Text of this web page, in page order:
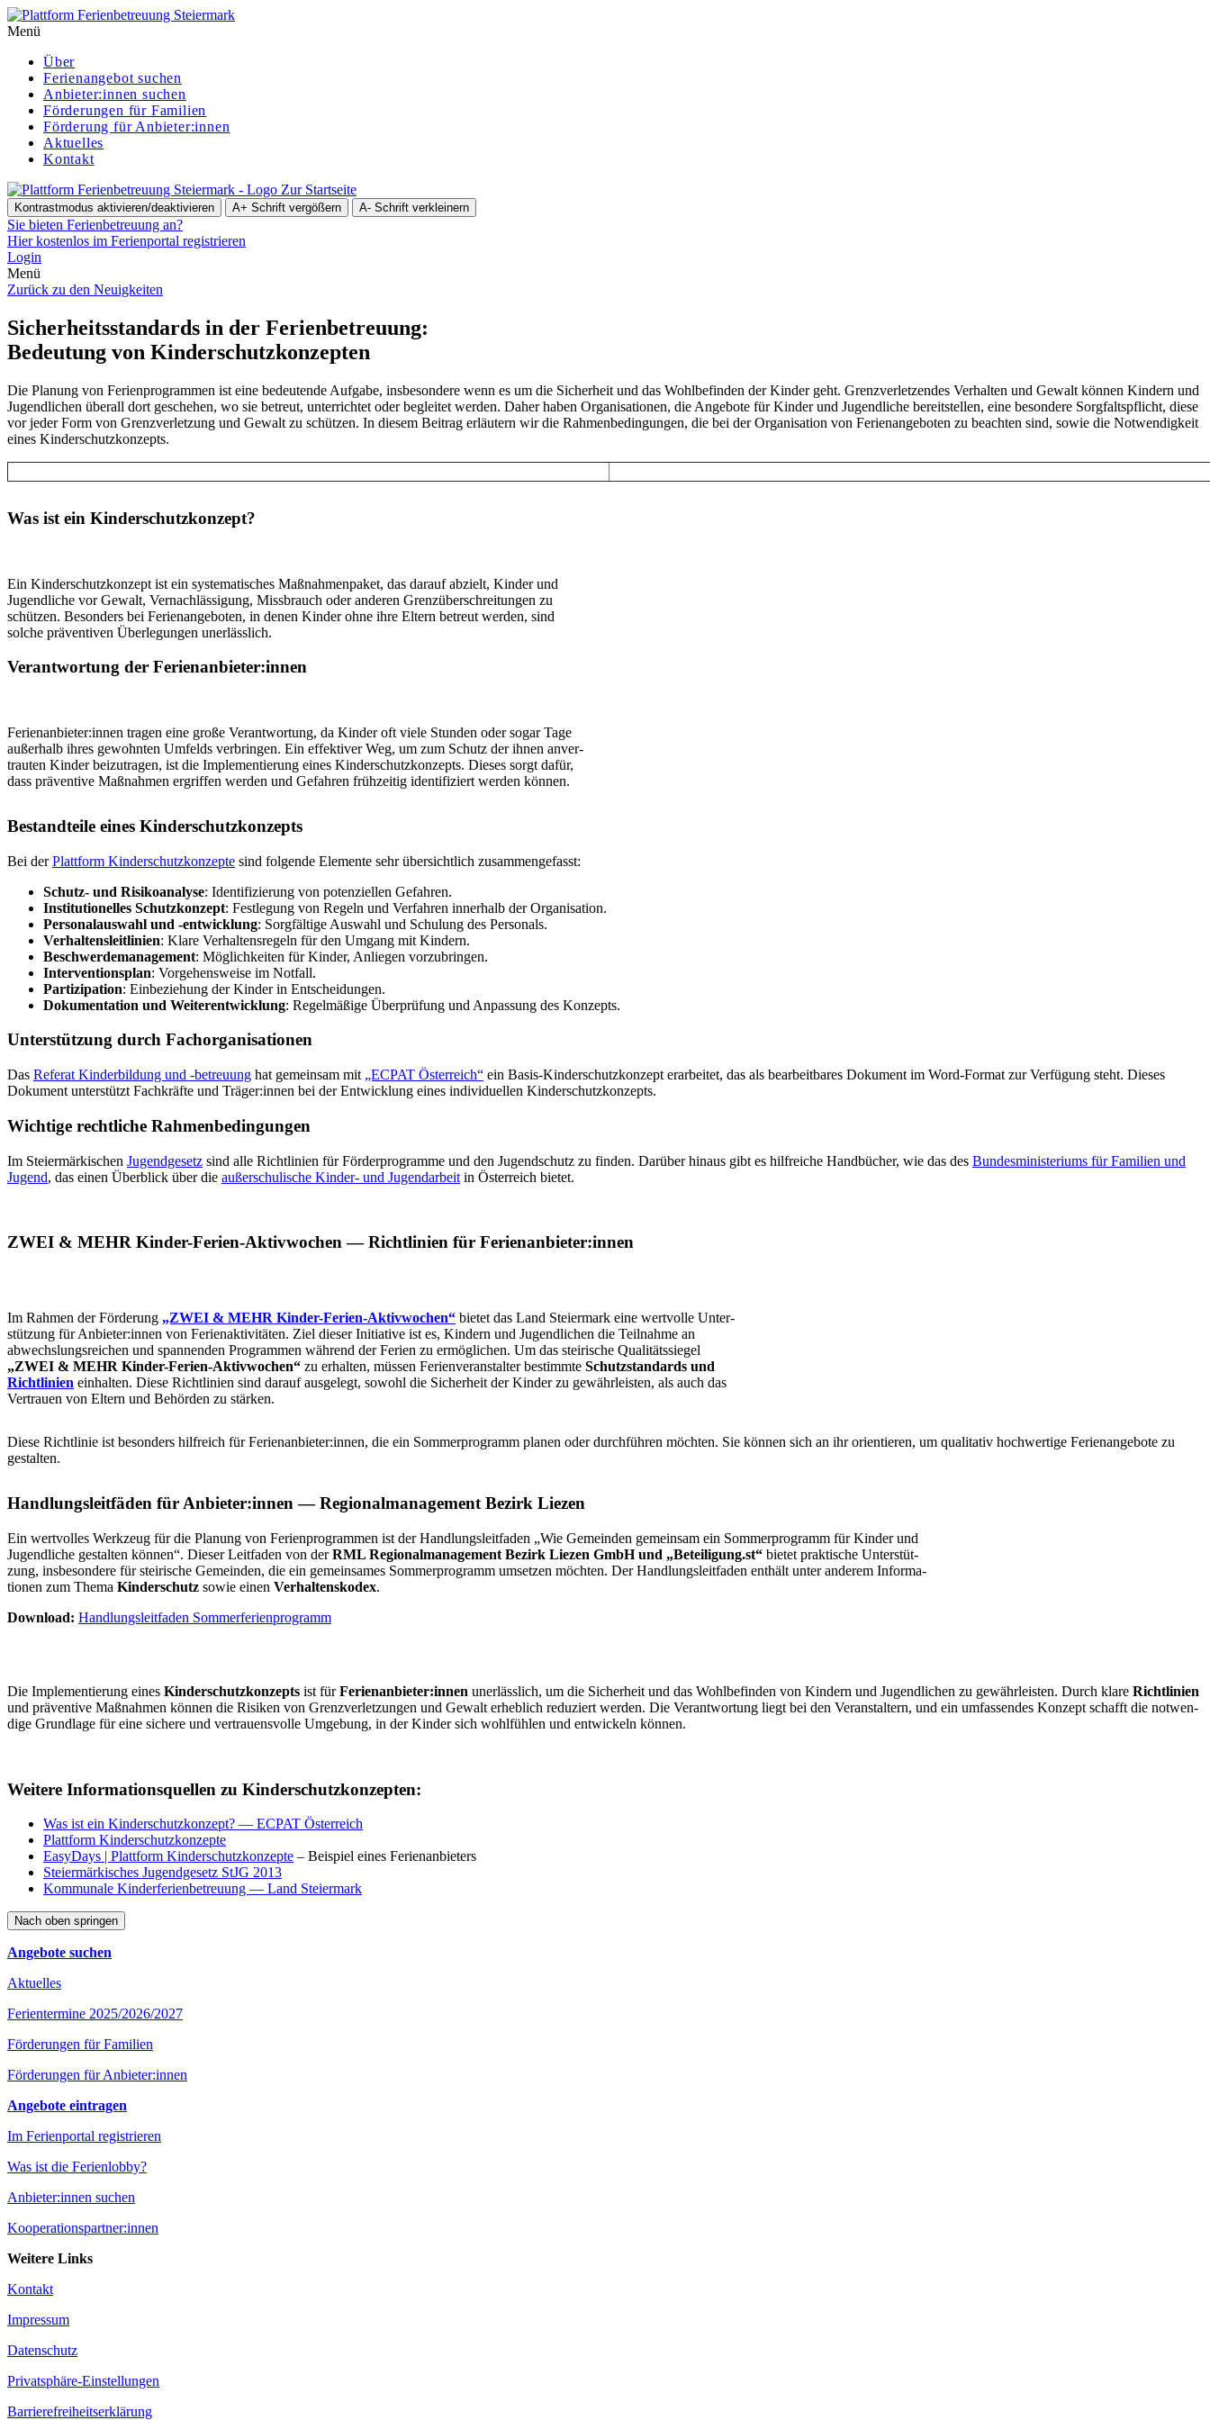
Menü
Über
Ferienangebot suchen
Anbieter:innen suchen
För­de­run­gen für Familien
Förderung für Anbieter:innen
Aktuelles
Kontakt
Zur Startseite
Kontrastmodus aktivieren/deaktivieren A+ Schrift vergößern A- Schrift verkleinern
Sie bieten Ferienbetreuung an?
Hier kostenlos im Ferienportal registrieren
Login
Menü
Zurück zu den Neuigkeiten
Sicher­heits­stan­dards in der Ferienbetreuung:
Bedeutung von Kinderschutzkonzepten
Die Planung von Feri­en­pro­gram­men ist eine bedeu­ten­de Aufgabe, ins­be­son­de­re wenn es um die Sicher­heit und das Wohl­be­fin­den der Kinder geht. Grenz­ver­let­zen­des Verhalten und Gewalt können Kindern und
Jugend­li­chen überall dort geschehen, wo sie betreut, unter­rich­tet oder begleitet werden. Daher haben Orga­ni­sa­tio­nen, die Angebote für Kinder und Jugend­li­che bereit­stel­len, eine besondere Sorg­falts­pflicht, diese
vor jeder Form von Grenz­ver­let­zung und Gewalt zu schützen. In diesem Beitrag erläutern wir die Rah­men­be­din­gun­gen, die bei der Orga­ni­sa­ti­on von Feri­en­an­ge­bo­ten zu beachten sind, sowie die Not­wen­dig­keit
eines Kinderschutzkonzepts.
Was ist ein Kinderschutzkonzept?
Ein Kin­der­schutz­kon­zept ist ein sys­te­ma­ti­sches Maß­nah­men­pa­ket, das darauf abzielt, Kinder und
Jugend­li­che vor Gewalt, Ver­nach­läs­si­gung, Miss­brauch oder anderen Grenz­über­schrei­tun­gen zu
schützen. Besonders bei Feri­en­an­ge­bo­ten, in denen Kinder ohne ihre Eltern betreut werden, sind
solche prä­ven­ti­ven Über­le­gun­gen unerlässlich.
Ver­ant­wor­tung der Ferienanbieter:innen
Ferienanbieter:innen tragen eine große Ver­ant­wor­tung, da Kinder oft viele Stunden oder sogar Tage
außerhalb ihres gewohnten Umfelds ver­brin­gen. Ein effek­ti­ver Weg, um zum Schutz der ihnen anver­
trau­ten Kinder bei­zu­tra­gen, ist die Imple­men­tie­rung eines Kin­der­schutz­kon­zepts. Dieses sorgt dafür,
dass prä­ven­ti­ve Maßnahmen ergriffen werden und Gefahren früh­zei­tig iden­ti­fi­ziert werden können.
Bestand­tei­le eines Kinderschutzkonzepts
Bei derPlattform Kin­der­schutz­kon­zep­te sind folgende Elemente sehr über­sicht­lich zusammengefasst:
Schutz- und Risi­ko­ana­ly­se: Iden­ti­fi­zie­rung von poten­zi­el­len Gefahren.
Insti­tu­tio­nel­les Schutz­kon­zept: Fest­le­gung von Regeln und Verfahren innerhalb der Organisation.
Per­so­nal­aus­wahl und ‑ent­wick­lung: Sorg­fäl­ti­ge Auswahl und Schulung des Personals.
Ver­hal­tens­leit­li­ni­en: Klare Ver­hal­tens­re­geln für den Umgang mit Kindern.
Beschwer­de­ma­nage­ment: Mög­lich­kei­ten für Kinder, Anliegen vorzubringen.
Inter­ven­ti­ons­plan: Vor­ge­hens­wei­se im Notfall.
Par­ti­zi­pa­ti­on: Ein­be­zie­hung der Kinder in Entscheidungen.
Doku­men­ta­ti­on und Wei­ter­ent­wick­lung: Regel­mä­ßi­ge Über­prü­fung und Anpassung des Konzepts.
Unter­stüt­zung durch Fachorganisationen
Das Referat Kin­der­bil­dung und ‑betreuung hat gemeinsam mit „ECPAT Öster­reich“ ein Basis-Kin­der­schutz­kon­zept erar­bei­tet, das als bear­beit­ba­res Dokument im Word-Format zur Verfügung steht. Dieses
Dokument unter­stützt Fach­kräf­te und Träger:innen bei der Ent­wick­lung eines indi­vi­du­el­len Kinderschutzkonzepts.
Wichtige recht­li­che Rahmenbedingungen
Im Stei­er­mär­ki­schen Jugend­ge­setz sind alle Richt­li­ni­en für För­der­pro­gram­me und den Jugend­schutz zu finden. Darüber hinaus gibt es hilf­rei­che Hand­bü­cher, wie das des Bun­des­mi­nis­te­ri­ums für Familien und
Jugend, das einen Überblick über die außer­schu­li­sche Kinder- und Jugend­ar­beit in Öster­reich bietet.
ZWEI & MEHR Kinder-Ferien-Aktiv­wo­chen —Richt­li­ni­en für Ferienanbieter:innen
Im Rahmen der Förderung „ZWEI & MEHR Kinder-Ferien-Aktiv­wo­chen“ bietet das Land Stei­er­mark eine wertvolle Unter­
stüt­zung für Anbieter:innen von Feri­en­ak­ti­vi­tä­ten. Ziel dieser Initia­ti­ve ist es, Kindern und Jugend­li­chen die Teilnahme an
abwechs­lungs­rei­chen und span­nen­den Pro­gram­men während der Ferien zu ermög­li­chen. Um das stei­ri­sche Qua­li­täts­sie­gel
„ZWEI & MEHR Kinder-Ferien-Aktiv­wo­chen“ zu erhalten, müssen Feri­en­ver­an­stal­ter bestimmte Schutz­stan­dards und
Richt­li­ni­en einhalten. Diese Richt­li­ni­en sind darauf ausgelegt, sowohl die Sicher­heit der Kinder zu gewähr­leis­ten, als auch das
Vertrauen von Eltern und Behörden zu stärken.
Diese Richt­li­nie ist besonders hilfreich für Ferienanbieter:innen, die ein Som­mer­pro­gramm planen oder durch­füh­ren möchten. Sie können sich an ihr ori­en­tie­ren, um qua­li­ta­tiv hoch­wer­ti­ge Feri­en­an­ge­bo­te zu
gestalten.
Hand­lungs­leit­fä­den für Anbieter:innen — Regio­nal­ma­nage­ment Bezirk Liezen
Ein wert­vol­les Werkzeug für die Planung von Feri­en­pro­gram­men ist der Hand­lungs­leit­fa­den „Wie Gemeinden gemeinsam ein Som­mer­pro­gramm für Kinder und
Jugend­li­che gestalten können“. Dieser Leitfaden von derRML Regio­nal­ma­nage­ment Bezirk Liezen GmbH und „Beteiligung.st“ bietet prak­ti­sche Unter­stüt­
zung, ins­be­son­de­re für stei­ri­sche Gemeinden, die ein gemein­sa­mes Som­mer­pro­gramm umsetzen möchten. Der Hand­lungs­leit­fa­den enthält unter anderem Infor­ma­
tio­nen zum Thema Kin­der­schutz sowie einen Ver­hal­tens­ko­dex.
Download: Hand­lungs­leit­fa­den Sommerferienprogramm
Die Imple­men­tie­rung eines Kin­der­schutz­kon­zepts ist fürFerienanbieter:innen uner­läss­lich, um die Sicher­heit und das Wohl­be­fin­den von Kindern und Jugend­li­chen zu gewähr­leis­ten. Durch klare Richt­li­ni­en
und prä­ven­ti­ve Maßnahmen können die Risiken von Grenz­ver­let­zun­gen und Gewalt erheblich reduziert werden. Die Ver­ant­wor­tung liegt bei den Ver­an­stal­tern, und ein umfas­sen­des Konzept schafft die not­wen­
di­ge Grundlage für eine sichere und ver­trau­ens­vol­le Umgebung, in der Kinder sich wohl­füh­len und ent­wi­ckeln können.
Weitere Infor­ma­ti­ons­quel­len zu Kinderschutzkonzepten:
Was ist ein Kin­der­schutz­kon­zept? — ECPAT Österreich
Plattform Kin­der­schutz­kon­zep­te
EasyDays | Plattform Kin­der­schutz­kon­zep­te – Beispiel eines Ferienanbieters
Stei­er­mär­ki­sches Jugend­ge­setz StJG 2013
Kommunale Kin­der­fe­ri­en­be­treu­ung — Land Steiermark
Nach oben springen
Angebote suchen
Aktuelles
Ferientermine 2025/2026/2027
Förderungen für Familien
Förderungen für Anbieter:innen
Angebote eintragen
Im Ferienportal registrieren
Was ist die Ferienlobby?
Anbieter:innen suchen
Kooperationspartner:innen
Weitere Links
Kontakt
Impressum
Datenschutz
Privatsphäre-Einstellungen
Barrierefreiheitserklärung